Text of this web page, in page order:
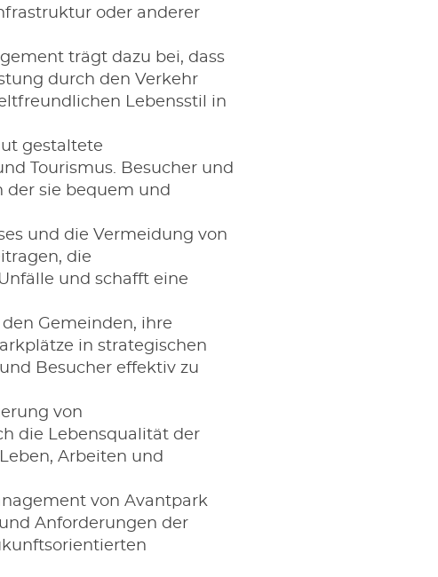
oder anderer
trägt dazu bei, dass
durch den Verkehr
Lebensstil in
gestaltete
Tourismus. Besucher und
der sie bequem und
und die Vermeidung von
die
und schafft eine
Gemeinden, ihre
in strategischen
Besucher effektiv zu
von
die Lebensqualität der
Arbeiten und
von Avantpark
Anforderungen der